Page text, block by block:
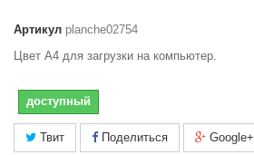
Артикул planche02754
Цвет A4 для загрузки на компьютер.
доступный
Твит Поделиться Google+